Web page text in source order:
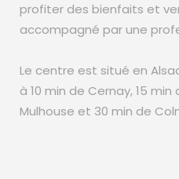
profiter des bienfaits et
accompagné par une
Le centre est situé en
à 10 min de Cernay, 15
Mulhouse et 30 min de